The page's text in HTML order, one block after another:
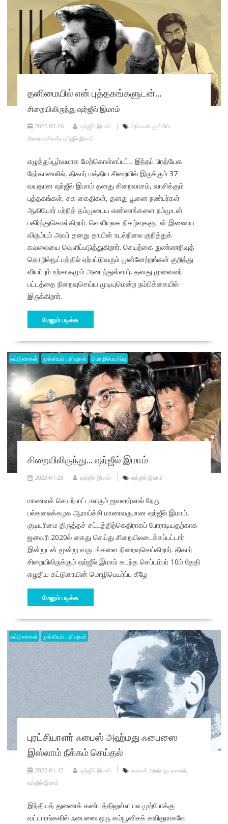
தனிமையில் என் புத்தகங்களுடன்…
சிறையிலிருந்து ஷர்ஜீல் இமாம்
2025-03-26 ஷர்ஜீல் இமாம்
அப்பாவி முஸ்லிம்
சிறைவாசிகள், ஷர்ஜீல் இமாம்
எழுத்துப்பூர்வமாக மேற்கொள்ளப்பட்ட இந்தப் பிரத்யேக
நேர்காணலில், திகார் மத்திய சிறையில் இருக்கும் 37
வயதான ஷர்ஜீல் இமாம் தனது சிறைவாசம், வாசிக்கும்
புத்தகங்கள், சக கைதிகள், தனது பூனை நண்பர்கள்
ஆகியோர் பற்றித் தம்முடைய எண்ணங்களை நம்முடன்
பகிர்ந்துகொள்கிறார். வெளியுலக நிகழ்வுகளுடன் இணைய
விரும்பும் அவர் தனது தாயின் உடல்நிலை குறித்துக்
கவலையை வெளிப்படுத்துகிறார். செயற்கை நுண்ணறிவுத்
தொழில்நுட்பத்தில் ஏற்பட்டுவரும் முன்னேற்றங்கள் குறித்து
வியப்பும் உற்சாகமும் அடைந்துள்ளார். தனது முனைவர்
பட்டத்தை நிறைவுசெய்ய முடியுமென்ற நம்பிக்கையில்
இருக்கிறார்.
மேலும் படிக்க
கட்டுரைகள் முக்கியப் பதிவுகள் மொழிபெயர்ப்பு
சிறையிலிருந்து… ஷர்ஜீல் இமாம்
2023-01-28 ஷர்ஜீல் இமாம் ஷர்ஜீல் இமாம்
மாணவச் செயற்பாட்டாளரும் ஜவஹர்லால் நேரு
பல்கலைக்கழக ஆராய்ச்சி மாணவருமான ஷர்ஜீல் இமாம்,
குடியுரிமை திருத்தச் சட்டத்திற்கெதிராகப் போராடியதற்காக
ஜனவரி 2020ல் கைது செய்து சிறையிலடைக்கப்பட்டார்.
இன்றுடன் மூன்று வருடங்களை நிறைவுசெய்கிறார். திகார்
சிறையிலிருக்கும் ஷர்ஜீல் இமாம் கடந்த செப்டம்பர் 10ம் தேதி
எழுதிய கட்டுரையின் மொழிபெயர்ப்பு கீழே
மேலும் படிக்க
கட்டுரைகள் முக்கியப் பதிவுகள்
புரட்சியாளர் ஃபைஸ் அஹ்மது ஃபைஸை
இஸ்லாம் நீக்கம் செய்தல்
2022-01-13 ஷர்ஜீல் இமாம் ஃபைஸ் அஹ்மது ஃபைஸ்,
ஷர்ஜீல் இமாம்
இந்தியத் துணைக் கண்டத்திலுள்ள பல முற்போக்கு
வட்டாரங்களில் ஃபைஸை ஒரு கம்யூனிசக் கவிஞராகவே